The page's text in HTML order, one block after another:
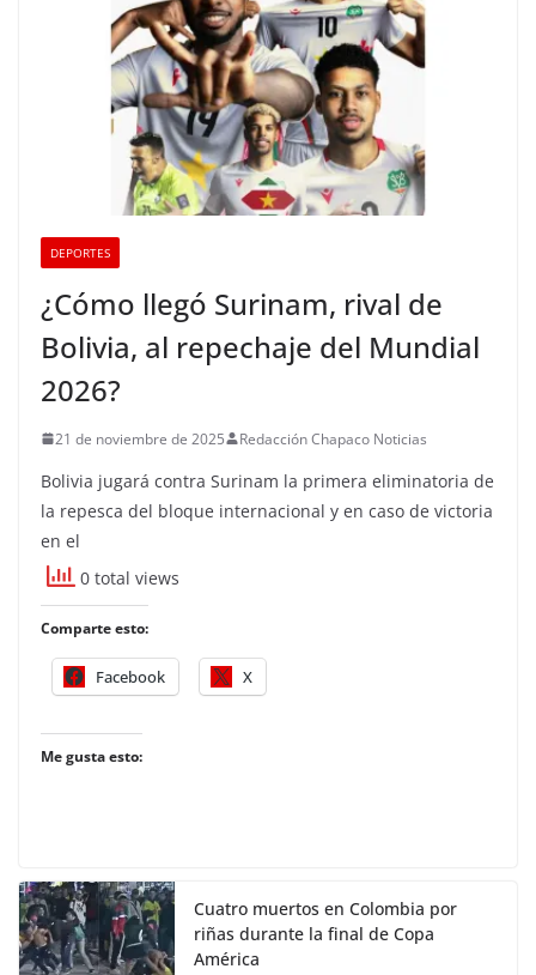
DEPORTES
¿Cómo llegó Surinam, rival de
Bolivia, al repechaje del Mundial
2026?
21 de noviembre de 2025 Redacción Chapaco Noticias
Bolivia jugará contra Surinam la primera eliminatoria de
la repesca del bloque internacional y en caso de victoria
en el
0 total views
Comparte esto:
Facebook X
Me gusta esto:
Cuatro muertos en Colombia por
riñas durante la final de Copa
América